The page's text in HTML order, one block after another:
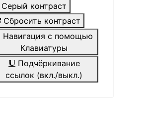
Серый контраст
Сбросить контраст
Навигация с помощью
Клавиатуры
Подчёркивание
ссылок (вкл./выкл.)